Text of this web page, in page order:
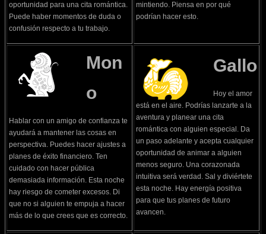
oportunidad para una cita romántica.
Puede haber momentos de duda o
confusión respecto a tu trabajo.
mintiendo. Piensa en por qué
podrían hacer esto.
Mon
o
Hablar con un amigo de confianza te
ayudará a mantener las cosas en
perspectiva. Puedes hacer ajustes a
planes de éxito financiero. Ten
cuidado con hacer pública
demasiada información. Esta noche
hay riesgo de cometer excesos. Di
que no si alguien te empuja a hacer
más de lo que crees que es correcto.
Gallo
Hoy el amor
está en el aire. Podrías lanzarte a la
aventura y planear una cita
romántica con alguien especial. Da
un paso adelante y acepta cualquier
oportunidad de animar a alguien
menos seguro. Una corazonada
intuitiva será verdad. Sal y diviértete
esta noche. Hay energía positiva
para que tus planes de futuro
avancen.